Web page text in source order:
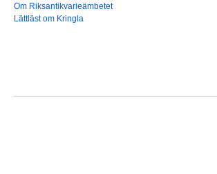
Om Riksantikvarieämbetet
Lättläst om Kringla